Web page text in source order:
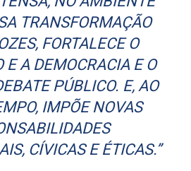
TRANSFORMAÇÃO
FORTALECE O
E A DEMOCRACIA E O
PÚBLICO. E, AO
IMPÕE NOVAS
CÍVICAS E ÉTICAS.”